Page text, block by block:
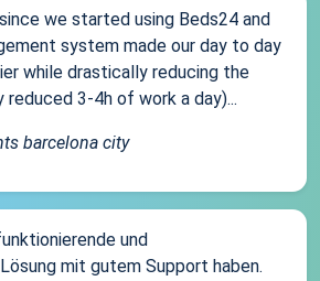
we started using Beds24 and
system made our day to day
while drastically reducing the
reduced 3-4h of work a day)...
barcelona city
und
mit gutem Support haben.